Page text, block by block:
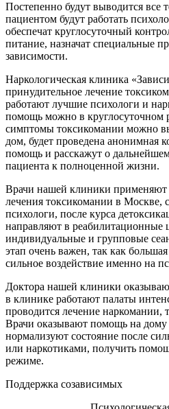
Постепенно будут выводится все
пациентом будут работать
обеспечат круглосуточный
питание, назначат специальные
зависимости.
Наркологическая клиника
принудительное лечение
работают лучшие психологи и
помощь можно в круглосуточном
симптомы токсикомании можно
дом, будет проведена анонимная
помощь и расскажут о
пациента к полноценной жизни.
Врачи нашей клиники применяют
лечения токсикомании в Москве,
психологи, после курса
направляют в реабилитационные
индивидуальные и групповые
этап очень важен, так как
сильное воздействие именно на
Доктора нашей клиники
в клинике работают палаты
проводится лечение наркомании,
Врачи оказывают помощь на дому
нормализуют состояние после
или наркотиками, получить
режиме.
Поддержка созависимых